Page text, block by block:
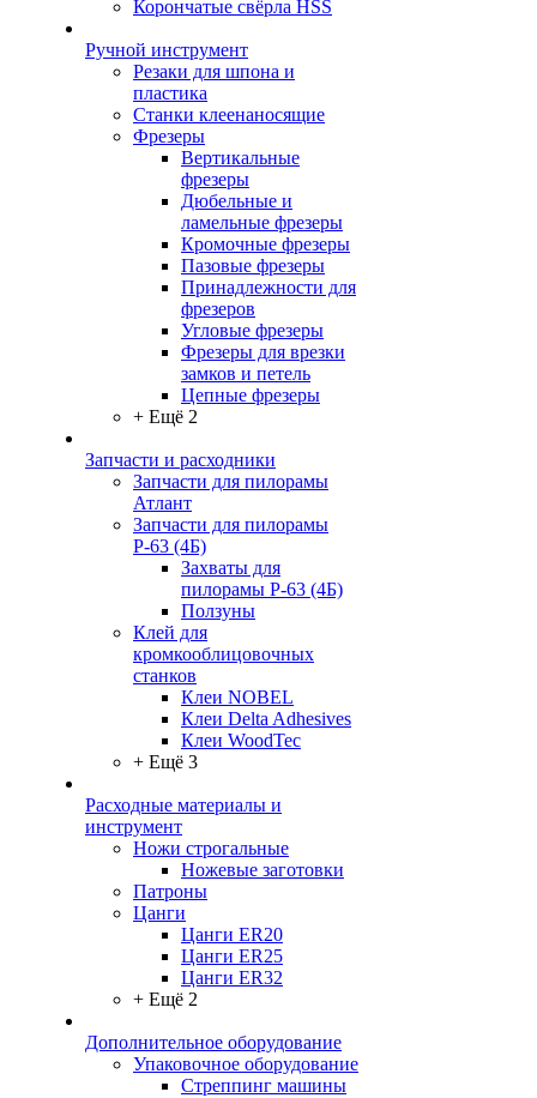
Корончатые свёрла HSS
Ручной инструмент
Резаки для шпона и
пластика
Станки клеенаносящие
Фрезеры
Вертикальные
фрезеры
Дюбельные и
ламельные фрезеры
Кромочные фрезеры
Пазовые фрезеры
Принадлежности для
фрезеров
Угловые фрезеры
Фрезеры для врезки
замков и петель
Цепные фрезеры
+ Ещё 2
Запчасти и расходники
Запчасти для пилорамы
Атлант
Запчасти для пилорамы
Р-63 (4Б)
Захваты для
пилорамы Р-63 (4Б)
Ползуны
Клей для
кромкооблицовочных
станков
Клеи NOBEL
Клеи Delta Adhesives
Клеи WoodTec
+ Ещё 3
Расходные материалы и
инструмент
Ножи строгальные
Ножевые заготовки
Патроны
Цанги
Цанги ER20
Цанги ER25
Цанги ER32
+ Ещё 2
Дополнительное оборудование
Упаковочное оборудование
Стреппинг машины